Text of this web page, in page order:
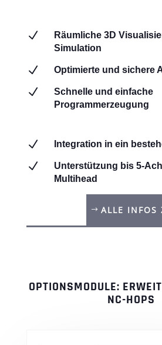
N
Räumliche 3D
Simulation
N Optimierte und sichere
N
Schnelle und einfache
Programmerzeugung
N Integration in ein
N
Unterstützung bis 5-
Multihead
ALLE INFOS
OPTIONSMODULE:
NC-HOPS